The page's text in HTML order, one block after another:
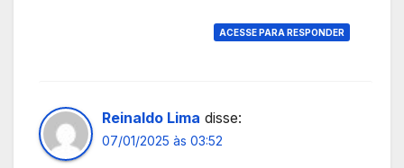
ACESSE PARA RESPONDER
Reinaldo Lima disse:
07/01/2025 às 03:52